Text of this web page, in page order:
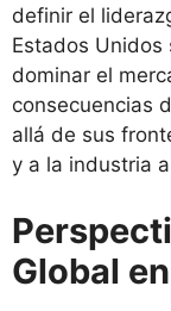
definir el
Estados
dominar el
consecuencias
allá de sus
y a la industria
Global